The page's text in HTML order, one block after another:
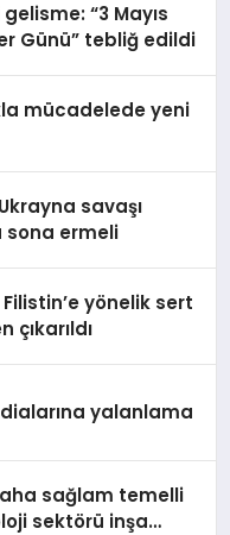
“3 Mayıs
Günü” tebliğ edildi
mücadelede yeni
savaşı
sona ermeli
yönelik sert
yalanlama
sağlam temelli
sektörü inşa